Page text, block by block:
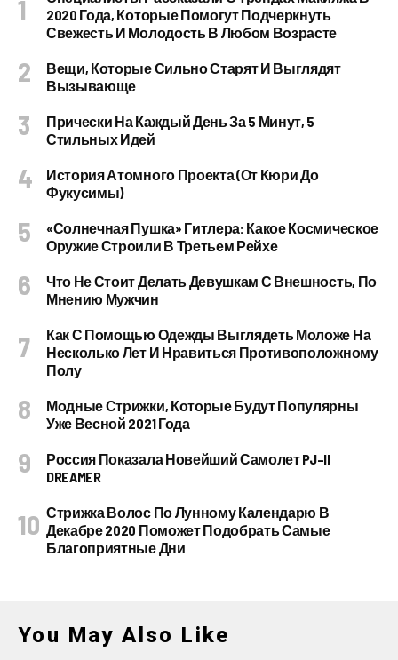
2020 Года, Которые Помогут Подчеркнуть
Свежесть И Молодость В Любом Возрасте
Вещи, Которые Сильно Старят И Выглядят
Вызывающе
Прически На Каждый День За 5 Минут, 5
Стильных Идей
История Атомного Проекта (от Кюри До
Фукусимы)
«Солнечная Пушка» Гитлера: Какое Космическое
Оружие Строили В Третьем Рейхе
Что Не Стоит Делать Девушкам С Внешность, По
Мнению Мужчин
Как С Помощью Одежды Выглядеть Моложе На
Несколько Лет И Нравиться Противоположному
Полу
Модные Стрижки, Которые Будут Популярны
Уже Весной 2021 Года
Россия Показала Новейший Самолет PJ–II
DREAMER
Стрижка Волос По Лунному Календарю В
Декабре 2020 Поможет Подобрать Самые
Благоприятные Дни
You May Also Like